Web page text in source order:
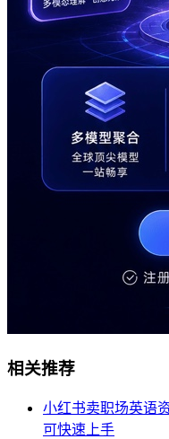
相关推荐
小红书卖职场英语
可快速上手